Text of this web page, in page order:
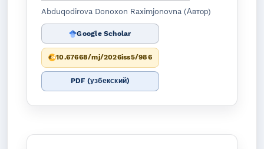
Abduqodirova Donoxon Raximjonovna (Автор)
Google Scholar
10.67668/mj/2026iss5/986
PDF (узбекский)